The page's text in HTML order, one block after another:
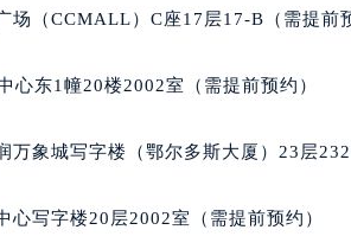
解放大街宝玑售后服务中心（需提前预
中央大街宝玑售后服务中心（需提前预约
区石油大街宝玑售后服务中心（需提前预
市府路与渤海大街交叉口宝玑售后服务
场（CCMALL）C座17层17-B（需提前
心东1幢20楼2002室（需提前预约）
万象城写字楼（鄂尔多斯大厦）23层
写字楼20层2002室（需提前预约）